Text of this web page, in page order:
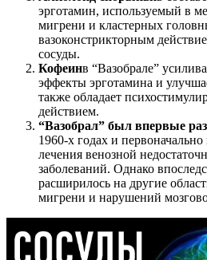
эрготамин, используемый в
мигрени и кластерных
вазоконстрикторным
сосуды.
Кофеинв “Вазобрале”
эффекты эрготамина и
также обладает
действием.
“Вазобрал” был впервые
1960-х годах и первоначально
лечения венозной
заболеваний. Однако
расширилось на другие
мигрени и нарушений